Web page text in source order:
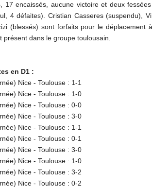
17 encaissés, aucune victoire et deux
4 défaites). Cristian Casseres (suspendu),
(blessés) sont forfaits pour le
présent dans le groupe toulousain.
en D1 :
Nice - Toulouse : 1-1
Nice - Toulouse : 1-0
Nice - Toulouse : 0-0
Nice - Toulouse : 3-0
Nice - Toulouse : 1-1
Nice - Toulouse : 0-1
Nice - Toulouse : 3-0
Nice - Toulouse : 1-0
Nice - Toulouse : 3-2
Nice - Toulouse : 0-2